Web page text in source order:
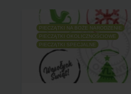
PIECZĄTKI NA BOŻE NARODZENIE
PIECZĄTKI OKOLICZNOŚCIOWE
PIECZĄTKI SPECJALNE